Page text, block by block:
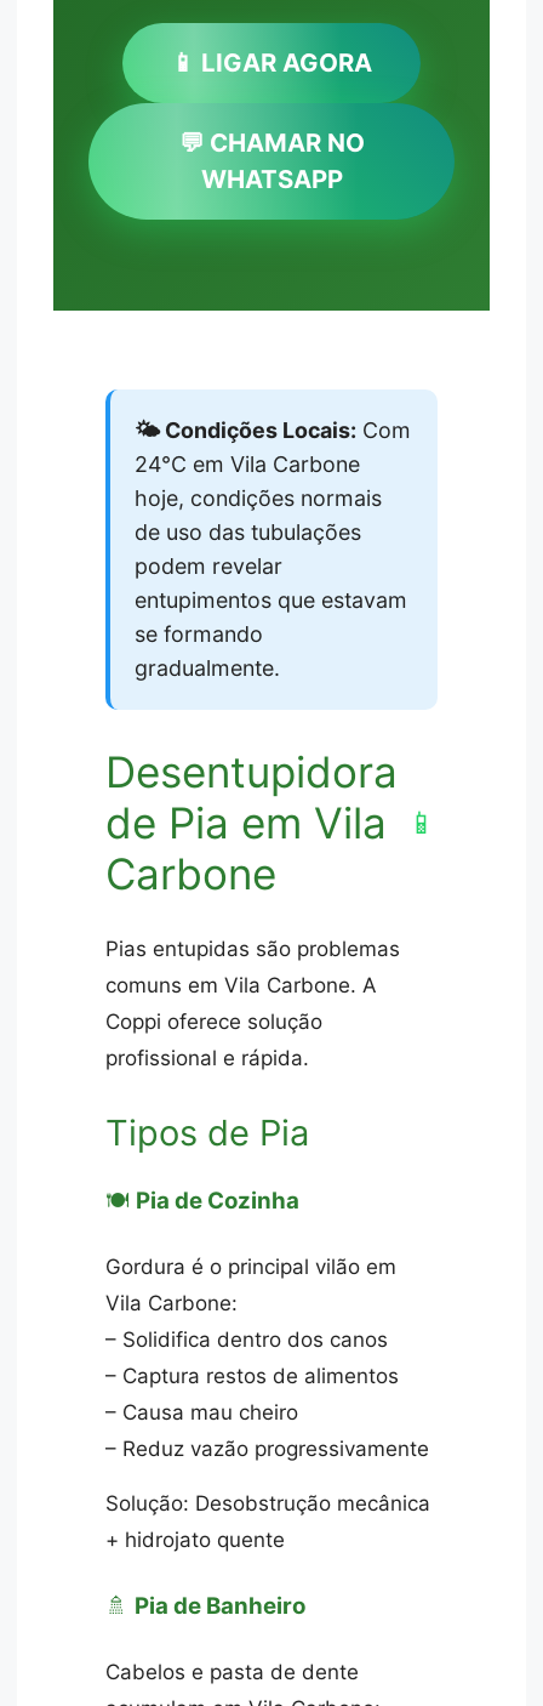
📱 LIGAR AGORA
💬 CHAMAR NO
WHATSAPP
🌤️ Condições Locais: Com
24°C em Vila Carbone
hoje, condições normais
de uso das tubulações
podem revelar
entupimentos que estavam
se formando
gradualmente.
Desentupidora
de Pia em Vila
Carbone
📱
Pias entupidas são problemas
comuns em Vila Carbone. A
Coppi oferece solução
profissional e rápida.
Tipos de Pia
🍽️ Pia de Cozinha
Gordura é o principal vilão em
Vila Carbone:
– Solidifica dentro dos canos
– Captura restos de alimentos
– Causa mau cheiro
– Reduz vazão progressivamente
Solução: Desobstrução mecânica
+ hidrojato quente
🚿 Pia de Banheiro
Cabelos e pasta de dente